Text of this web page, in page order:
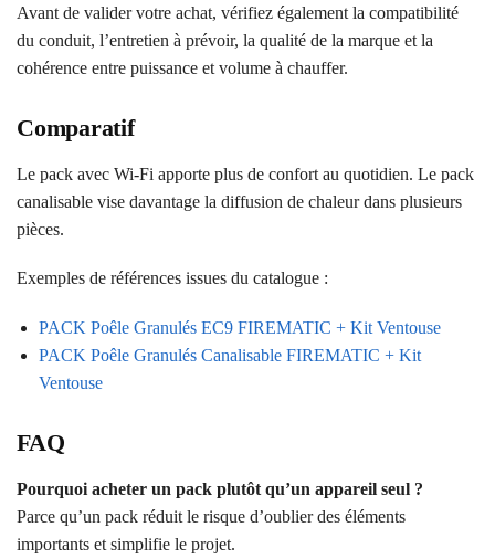
Avant de valider votre achat, vérifiez également la compatibilité
du conduit, l’entretien à prévoir, la qualité de la marque et la
cohérence entre puissance et volume à chauffer.
Comparatif
Le pack avec Wi‑Fi apporte plus de confort au quotidien. Le pack
canalisable vise davantage la diffusion de chaleur dans plusieurs
pièces.
Exemples de références issues du catalogue :
PACK Poêle Granulés EC9 FIREMATIC + Kit Ventouse
PACK Poêle Granulés Canalisable FIREMATIC + Kit
Ventouse
FAQ
Pourquoi acheter un pack plutôt qu’un appareil seul ?
Parce qu’un pack réduit le risque d’oublier des éléments
importants et simplifie le projet.